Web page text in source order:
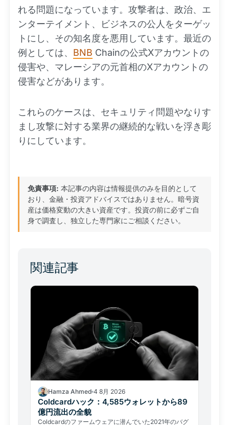
れる問題になっています。攻撃者は、政治、エ
ンターテイメント、ビジネスの公人をターゲッ
トにし、その知名度を悪用しています。最近の
例としては、 BNB Chainの公式Xアカウントの
侵害や、マレーシアの元首相のXアカウントの
侵害などがあります。
これらのケースは、セキュリティ問題やなりす
まし攻撃に対する業界の継続的な戦いを浮き彫
りにしています。
免責事項: 本記事の内容は情報提供のみを目的として
おり、金融・投資アドバイスではありません。暗号資
産は価格変動の大きい資産です。投資の前に必ずご自
身で調査し、独立した専門家にご相談ください。
関連記事
Hamza Ahmed 4 8月 2026
Coldcardハック：4,585ウォレットから89
億円流出の全貌
Coldcardのファームウェアに潜んでいた2021年のバグ